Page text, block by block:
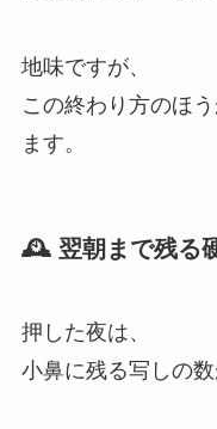
地味ですが、
この終わり方のほ
ます。
🕰️ 翌朝まで残る
押した夜は、
小鼻に残る写しの数